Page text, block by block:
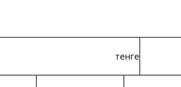
тенге